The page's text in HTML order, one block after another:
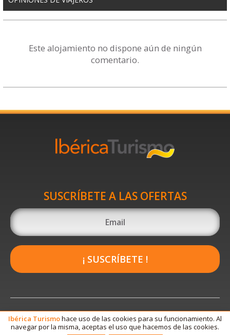
Este alojamiento no dispone aún de ningún
comentario.
SUSCRÍBETE A LAS OFERTAS
¡ SUSCRÍBETE !
Ibérica Turismohace uso de las cookies para su funcionamiento. Al
navegar por la misma, aceptas el uso que hacemos de las cookies.